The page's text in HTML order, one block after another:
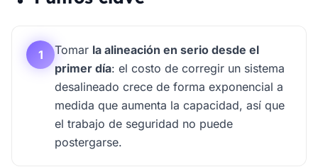
1 Tomar la alineación en serio desde el
primer día: el costo de corregir un sistema
desalineado crece de forma exponencial a
medida que aumenta la capacidad, así que
el trabajo de seguridad no puede
postergarse.